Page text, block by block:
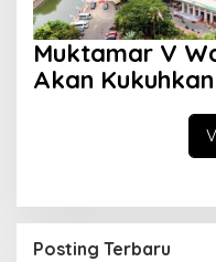
Muktamar V
Akan
Qur’an di
Posting Terbaru